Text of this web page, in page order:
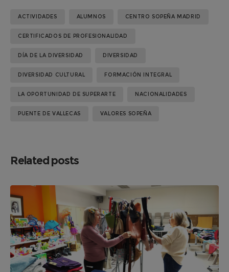
ACTIVIDADES ALUMNOS CENTRO SOPEÑA MADRID
CERTIFICADOS DE PROFESIONALIDAD
DÍA DE LA DIVERSIDAD DIVERSIDAD
DIVERSIDAD CULTURAL FORMACIÓN INTEGRAL
LA OPORTUNIDAD DE SUPERARTE NACIONALIDADES
PUENTE DE VALLECAS VALORES SOPEÑA
Related posts